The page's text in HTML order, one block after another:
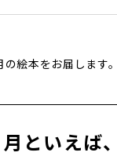
絵本をお届します。
月といえば、